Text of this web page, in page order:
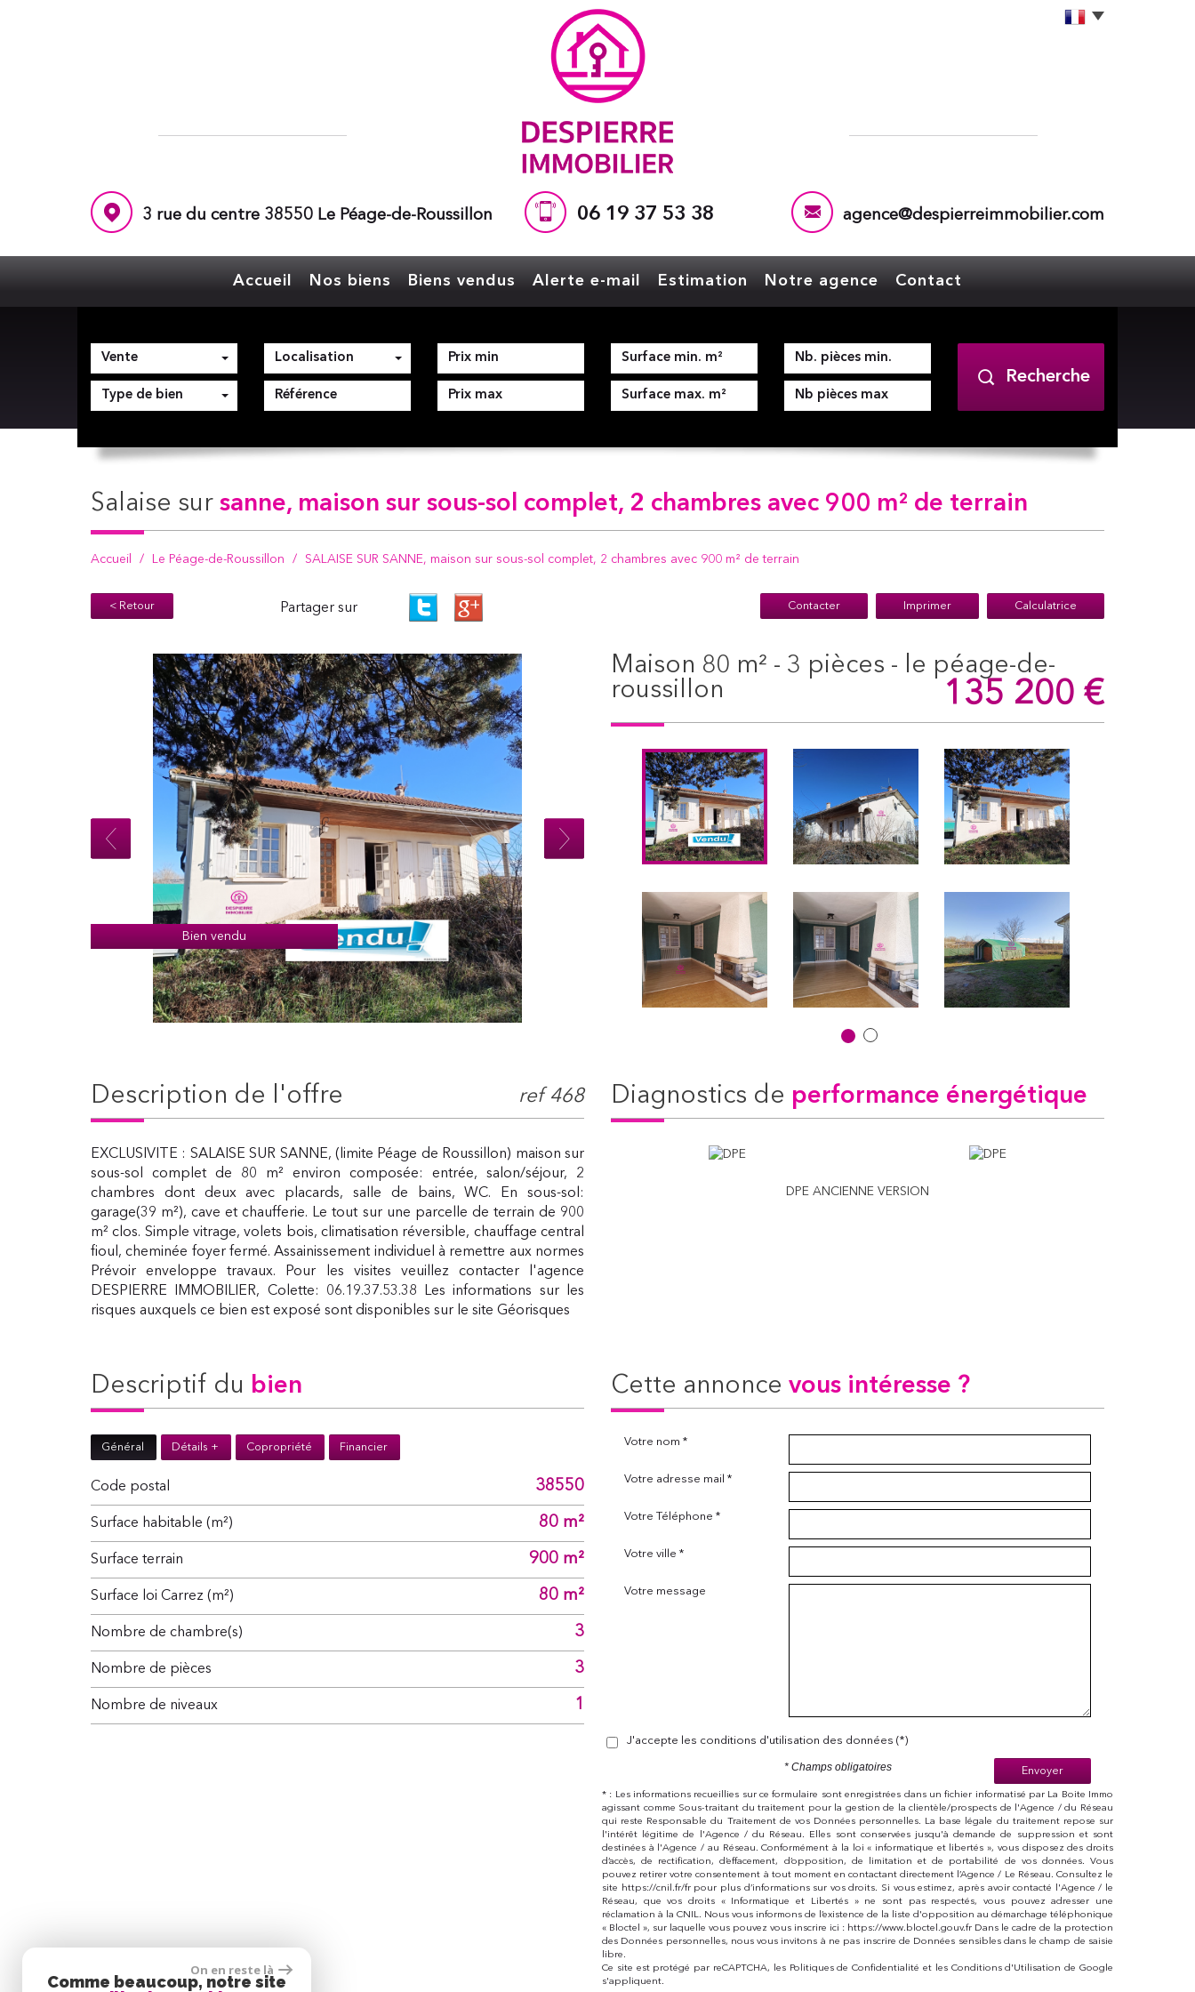
3 rue du centre 38550 Le Péage-de-Roussillon 06 19 37 53 38 agence@despierreimmobilier.com
Accueil Nos biens Biens vendus Alerte e-mail Estimation Notre agence Contact
Vente
Type de bien
Localisation
Recherche
salaise sur sanne, maison sur sous-sol complet, 2 chambres avec 900 m² de terrain
Accueil Le Péage-de-Roussillon SALAISE SUR SANNE, maison sur sous-sol complet, 2 chambres avec 900 m² de terrain
< Retour Partager sur Contacter Imprimer Calculatrice
Bien vendu
maison 80 m² - 3 pièces - le péage-de-
roussillon
135 200 €
description de l'offre ref 468
EXCLUSIVITE : SALAISE SUR SANNE, (limite Péage de Roussillon) maison sur
sous-sol complet de 80 m² environ composée: entrée, salon/séjour, 2
chambres dont deux avec placards, salle de bains, WC. En sous-sol:
garage(39 m²), cave et chaufferie. Le tout sur une parcelle de terrain de 900
m² clos. Simple vitrage, volets bois, climatisation réversible, chauffage central
fioul, cheminée foyer fermé. Assainissement individuel à remettre aux normes
Prévoir enveloppe travaux. Pour les visites veuillez contacter l'agence
DESPIERRE IMMOBILIER, Colette: 06.19.37.53.38 Les informations sur les
risques auxquels ce bien est exposé sont disponibles sur le site Géorisques
diagnostics de performance énergétique
DPE ANCIENNE VERSION
descriptif du bien
Général Détails + Copropriété Financier
Code postal 38550
Surface habitable (m²) 80 m²
surface terrain 900 m²
Surface loi Carrez (m²) 80 m²
Nombre de chambre(s) 3
Nombre de pièces 3
Nombre de niveaux 1
cette annonce vous intéresse ?
Votre nom *
Votre adresse mail *
Votre Téléphone *
Votre ville *
Votre message
J'accepte les conditions d'utilisation des données (*)
Envoyer
* Champs obligatoires
* : Les informations recueillies sur ce formulaire sont enregistrées dans un fichier informatisé par La Boite Immo
agissant comme Sous-traitant du traitement pour la gestion de la clientèle/prospects de l'Agence / du Réseau
qui reste Responsable du Traitement de vos Données personnelles. La base légale du traitement repose sur
l'intérêt légitime de l'Agence / du Réseau. Elles sont conservées jusqu'à demande de suppression et sont
destinées à l'Agence / au Réseau. Conformément à la loi « informatique et libertés », vous disposez des droits
d’accès, de rectification, d’effacement, d’opposition, de limitation et de portabilité de vos données. Vous
pouvez retirer votre consentement à tout moment en contactant directement l’Agence / Le Réseau. Consultez le
site https://cnil.fr/fr pour plus d’informations sur vos droits. Si vous estimez, après avoir contacté l'Agence / le
Réseau, que vos droits « Informatique et Libertés » ne sont pas respectés, vous pouvez adresser une
réclamation à la CNIL. Nous vous informons de l’existence de la liste d'opposition au démarchage téléphonique
« Bloctel », sur laquelle vous pouvez vous inscrire ici : https://www.bloctel.gouv.fr Dans le cadre de la protection
des Données personnelles, nous vous invitons à ne pas inscrire de Données sensibles dans le champ de saisie
libre.
Ce site est protégé par reCAPTCHA, les Politiques de Confidentialité et les Conditions d'Utilisation de Google
s'appliquent.
On en reste là
Comme beaucoup, notre site